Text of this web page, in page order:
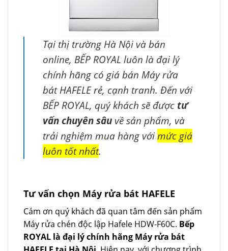
Tại thị trường Hà Nội và bán
online, BẾP ROYAL luôn là đại lý
chính hãng có giá bán Máy rửa
bát HAFELE rẻ, cạnh tranh. Đến với
BẾP ROYAL, quý khách sẽ được tư
vấn chuyên sâu về sản phẩm, và
trải nghiệm mua hàng vớimức giá
luôn tốt nhất.
Tư vấn chọn Máy rửa bát HAFELE
Cám ơn quý khách đã quan tâm đến sản phẩm
Máy rửa chén độc lập Hafele HDW-F60C. Bếp
ROYAL là đại lý chính hãng Máy rửa bát